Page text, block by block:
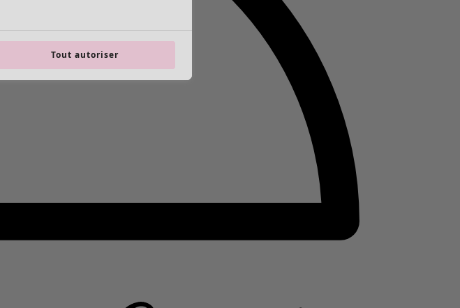
Tout autoriser